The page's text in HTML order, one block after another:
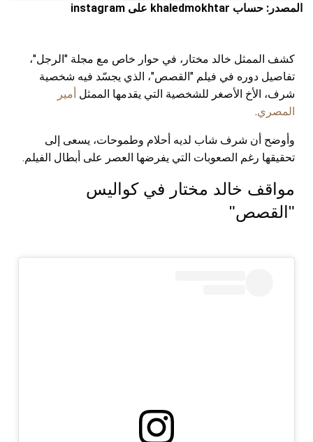
المصدر: حساب khaledmokhtar على instagram
كشف الممثل خالد مختار، في حوار خاص مع مجلة "الرجل"،
تفاصيل دوره في فيلم "القصص"، الذي يجسّد فيه شخصية
شرف، الأخ الأصغر للشخصية التي يقدمها الممثل أمير
المصري.
وأوضح أن شرف شاب لديه أحلام وطموحات، يسعى إلى
تحقيقها رغم الصعوبات التي يفرضها العصر على أبطال الفيلم.
مواقف خالد مختار في كواليس
"القصص"